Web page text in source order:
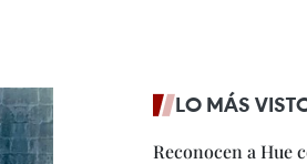
LO MÁS
Reconocen a Hue